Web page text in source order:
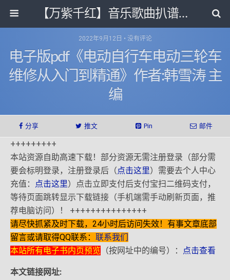
【万紫千红】音乐歌曲扒谱打带和电子书影视剧资源网
2022年9月12日 • 没有评论
电子版pdf《电动自行车电动三轮车
维修从入门到精通》作者:韩雪涛 主
编
分享 推文 Pin 邮件
+++++++++
本站资源自助高速下载！部分资源无需注册登录（部分需
要会标明登录，注册登录后（点击这里）需要去个人中心
充值：
点击这里）点击立即支付后支付宝扫二维码支付，
等待页面跳转显示下载链接（手机端需手动刷新页面，推
荐电脑访问）！ +++++++++++++++
请尽快抓紧及时下载，24小时后访问失效！有事文章底部
留言或请取得QQ联系： 联系我们
本站所有电子书内页预览 （按网址中的编号）： 点击查看
本文链接网址: